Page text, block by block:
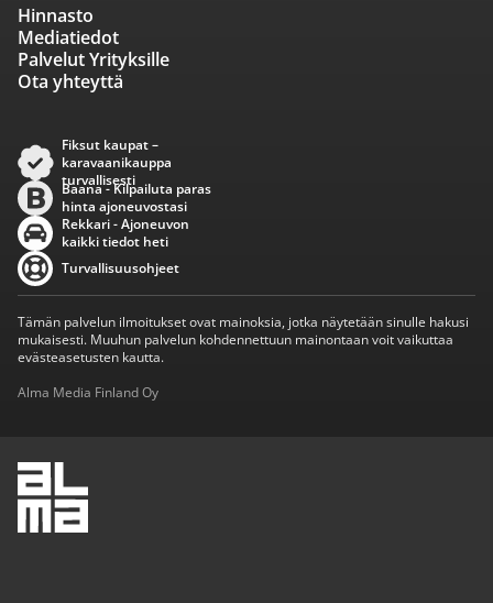
Hinnasto
Mediatiedot
Palvelut Yrityksille
Ota yhteyttä
Fiksut kaupat –
karavaanikauppa
turvallisesti
Baana - Kilpailuta paras
hinta ajoneuvostasi
Rekkari - Ajoneuvon
kaikki tiedot heti
Turvallisuusohjeet
Tämän palvelun ilmoitukset ovat mainoksia, jotka näytetään sinulle hakusi
mukaisesti. Muuhun palvelun kohdennettuun mainontaan voit vaikuttaa
evästeasetusten kautta.
Alma Media Finland Oy